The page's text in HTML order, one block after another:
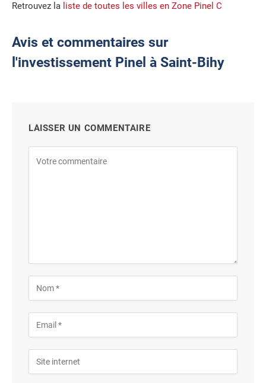
Retrouvez la liste de toutes les villes en Zone Pinel C
Avis et commentaires sur
l'investissement Pinel à Saint-Bihy
LAISSER UN COMMENTAIRE